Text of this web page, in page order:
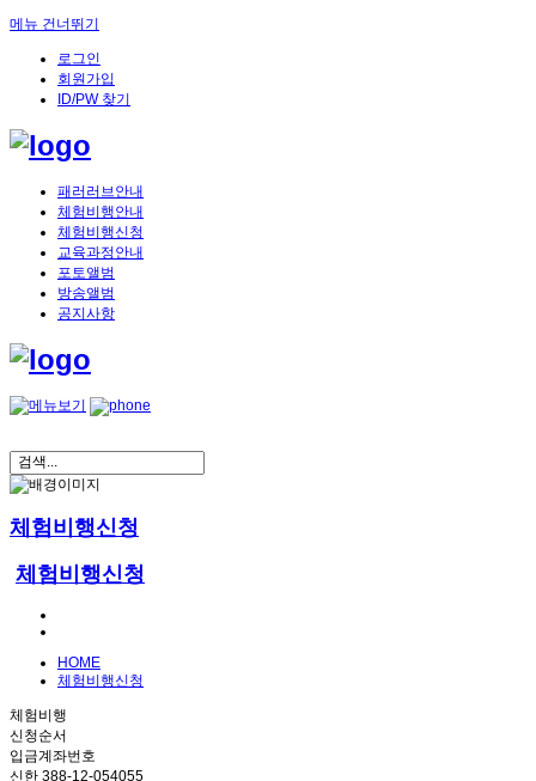
메뉴 건너뛰기
로그인
회원가입
ID/PW 찾기
패러러브안내
체험비행안내
체험비행신청
교육과정안내
포토앨범
방송앨범
공지사항
체험비행신청
체험비행신청
HOME
체험비행신청
체험비행
신청순서
입금계좌번호
신한 388-12-054055